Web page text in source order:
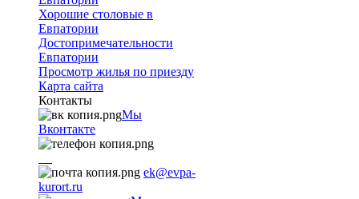
Хорошие столовые в
Евпатории
Достопримечательности
Евпатории
Просмотр жилья по приезду
Карта сайта
Контакты
Мы
Вконтакте
ek@evpa-
kurort.ru